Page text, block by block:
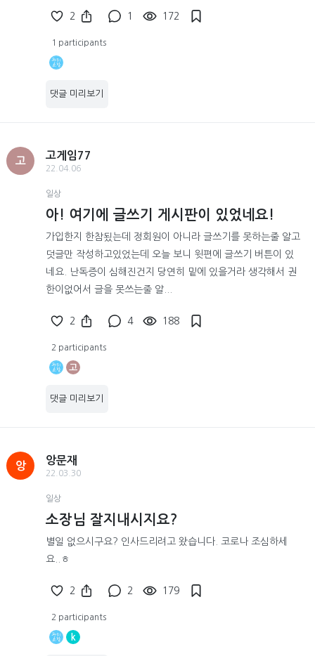
2 1 172
1 participants
댓글 미리보기
고
고게임77
22.04.06
일상
아! 여기에 글쓰기 게시판이 있었네요!
가입한지 한참됬는데 정회원이 아니라 글쓰기를 못하는줄 알고
덧글만 작성하고있었는데 오늘 보니 윗편에 글쓰기 버튼이 있
네요. 난독증이 심해진건지 당연히 밑에 있을거라 생각해서 권
한이없어서 글을 못쓰는줄 알...
2 4 188
2 participants
고
댓글 미리보기
앙
앙문재
22.03.30
일상
소장님 잘지내시지요?
별일 없으시구요? 인사드리려고 왔습니다. 코로나 조심하세
요..ㅎ
2 2 179
2 participants
k